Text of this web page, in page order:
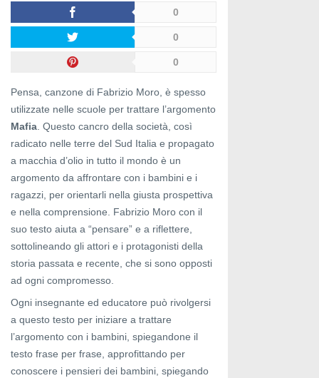
0
0
0
Pensa, canzone di Fabrizio Moro, è spesso
utilizzate nelle scuole per trattare l’argomento
Mafia . Questo cancro della società, così
radicato nelle terre del Sud Italia e propagato
a macchia d’olio in tutto il mondo è un
argomento da affrontare con i bambini e i
ragazzi, per orientarli nella giusta prospettiva
e nella comprensione. Fabrizio Moro con il
suo testo aiuta a “pensare” e a riflettere,
sottolineando gli attori e i protagonisti della
storia passata e recente, che si sono opposti
ad ogni compromesso.
Ogni insegnante ed educatore può rivolgersi
a questo testo per iniziare a trattare
l’argomento con i bambini, spiegandone il
testo frase per frase, approfittando per
conoscere i pensieri dei bambini, spiegando